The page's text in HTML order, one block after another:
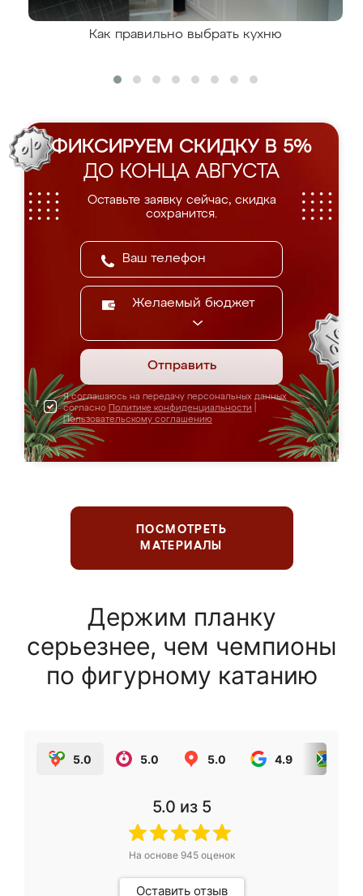
Как правильно выбрать кухню
ФИКСИРУЕМ СКИДКУ В 5%
ДО КОНЦА АВГУСТА
Оставьте заявку сейчас, скидка
сохранится.
Желаемый бюджет
Отправить
Я соглашаюсь на передачу персональных данных
согласно Политике конфиденциальности
Пользовательскому соглашению
ПОСМОТРЕТЬ
МАТЕРИАЛЫ
Держим планку
серьезнее, чем чемпионы
по фигурному катанию
5.0 5.0 5.0 4.9
5.0 из 5
На основе 945оценок
Оставить отзыв